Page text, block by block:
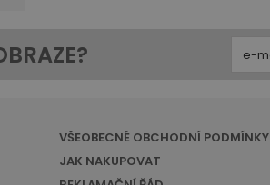
VŠEOBECNÉ OBCHODNÍ PODMÍNKY
JAK NAKUPOVAT